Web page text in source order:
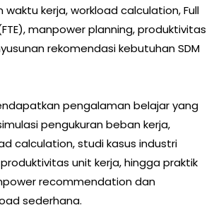
waktu kerja, workload calculation, Full
manpower planning, produktivitas
rekomendasi kebutuhan SDM
pengalaman belajar yang
pengukuran beban kerja,
calculation, studi kasus industri
unit kerja, hingga praktik
recommendation dan
sederhana.